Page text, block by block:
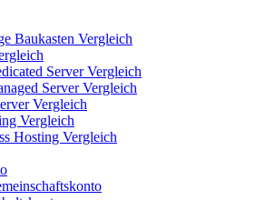
Baukasten Vergleich
Server Vergleich
Server Vergleich
Vergleich
Vergleich
Hosting Vergleich